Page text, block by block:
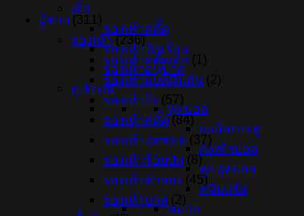
เด็ก
รองเท้าสตั๊ด
รองเท้านักเรียน
รองเท้าอนุบาล
อุปกรณ์
ฟุตบอล
ถุงมือประตู
ถุงเท้าบอล
ลูกฟุตบอล
สนับแข้ง
หมวก
ADIDAS
COURT
PLATFORM
White/Gold
ผู้ชาย
รองเท้า
(236)
รองเท้าสตั๊ดเด็ก
รองเท้าแบดมินตัน
รองเท้าวิ่ง
รองเท้าสตั๊ด (84)
รองเท้าฟุตซอล
(37)
รองเท้าร้อยปุ่ม
รองเท้าลำลอง
(45)
รองเท้าบาส